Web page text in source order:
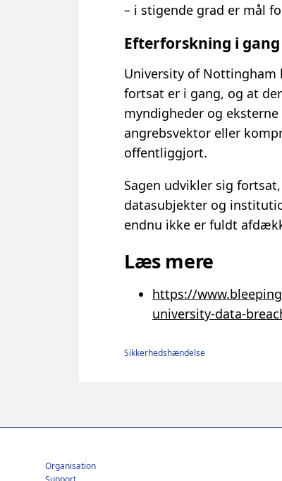
– i stigende grad er mål
Efterforskning i gang
University of Nottingham
fortsat er i gang, og at
myndigheder og
angrebsvektor eller
offentliggjort.
Sagen udvikler sig
datasubjekter og
endnu ikke er fuldt
Læs mere
https://
university-data-
Sikkerhedshændelse
Footer
Organisation